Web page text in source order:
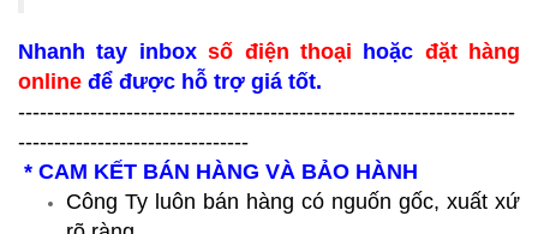
Nhanh tay inboxsố điện thoại hoặc đặt hàng
online để được hỗ trợ giá tốt.
---------------------------------------------------------------------
--------------------------------
* CAM KẾT BÁN HÀNG VÀ BẢO HÀNH
Công Ty luôn bán hàng có nguốn gốc, xuất xứ